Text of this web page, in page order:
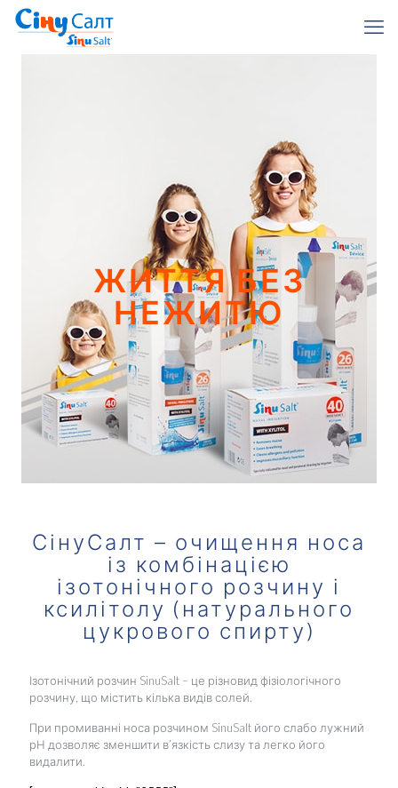
ЖИТТЯ БЕЗ
НЕЖИТЮ
СінуСалт – очищення носа
із комбінацією
ізотонічного розчину і
ксилітолу (натурального
цукрового спирту)
Ізотонічний розчин SinuSalt – це різновид фізіологічного
розчину, що містить кілька видів солей.
При промиванні носа розчином SinuSalt його слабо лужний
рН дозволяє зменшити в’язкість слизу та легко його
видалити.